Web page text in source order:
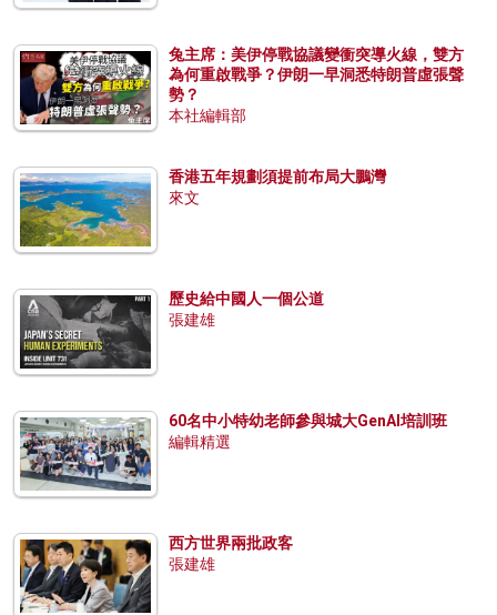
兔主席：美伊停戰協議變衝突導火線，雙方
為何重啟戰爭？伊朗一早洞悉特朗普虛張聲
勢？
本社編輯部
香港五年規劃須提前布局大鵬灣
來文
歷史給中國人一個公道
張建雄
60名中小特幼老師參與城大GenAI培訓班
編輯精選
西方世界兩批政客
張建雄